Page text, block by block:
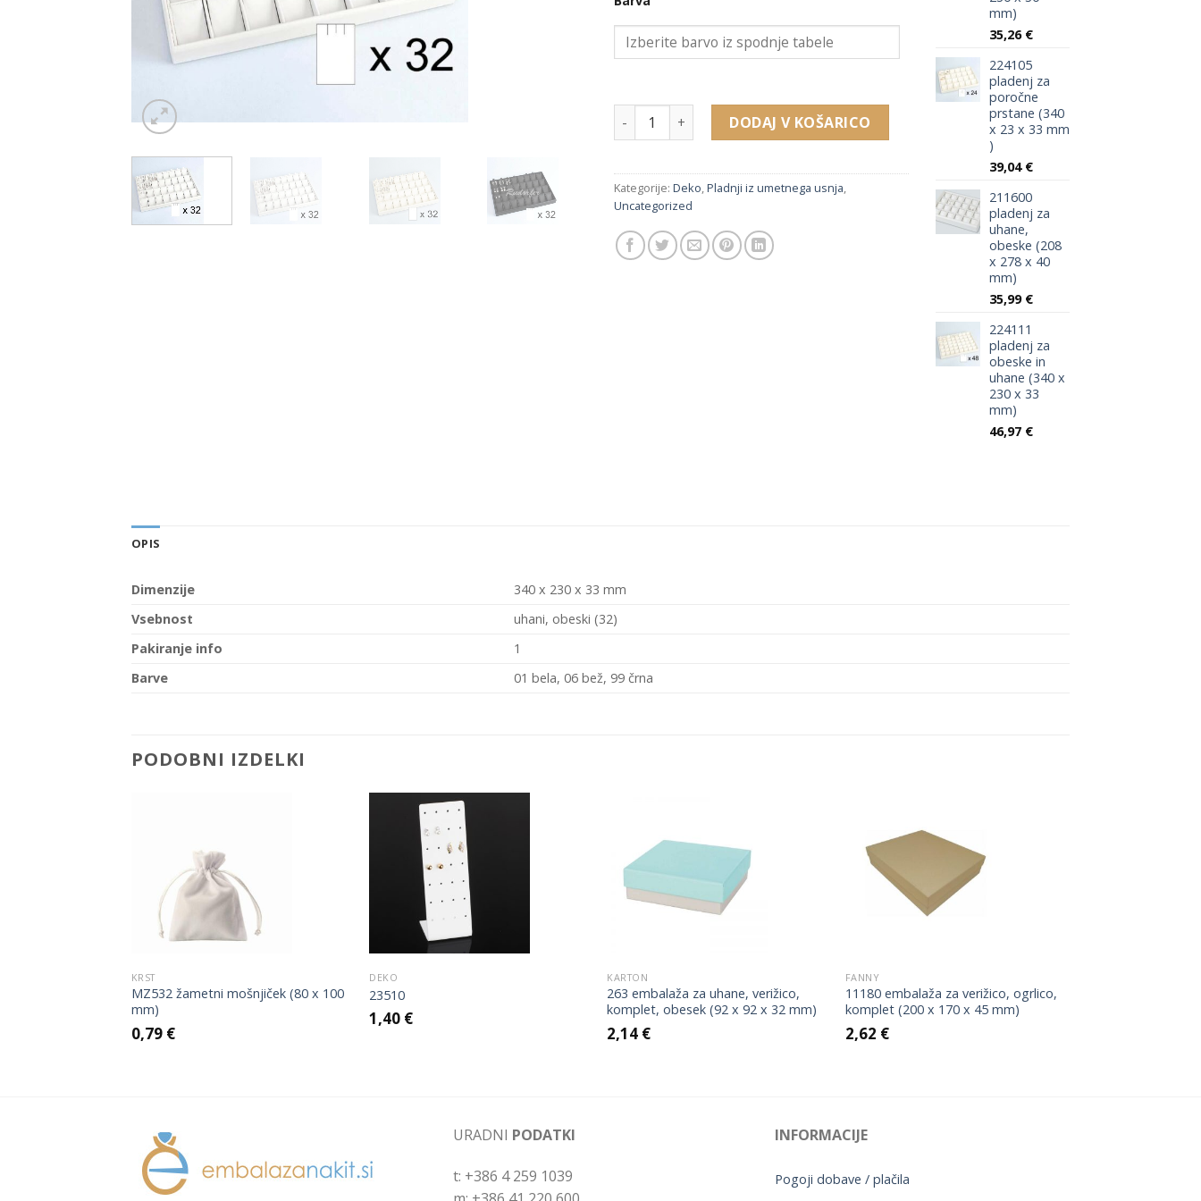
224122 pladenj za uhane, obeske (340 x 230 x 33 mm) količina
DODAJ V KOŠARICO
Kategorije: Deko,Pladnji iz umetnega usnja,
Uncategorized
mm)
35,26 €
224105
pladenj za
poročne
prstane (340
x 23 x 33 mm
)
39,04 €
211600
pladenj za
uhane,
obeske (208
x 278 x 40
mm)
35,99 €
224111
pladenj za
obeske in
uhane (340 x
230 x 33
mm)
46,97 €
OPIS
Dimenzije
340 x 230 x 33 mm
Vsebnost
uhani, obeski (32)
Pakiranje info
1
Barve
01 bela, 06 bež, 99 črna
PODOBNI IZDELKI
KRST
MZ532 žametni mošnjiček (80 x 100
mm)
0,79 €
DEKO
23510
1,40 €
KARTON
263 embalaža za uhane, verižico,
komplet, obesek (92 x 92 x 32 mm)
2,14 €
FANNY
11180 embalaža za verižico, ogrlico,
komplet (200 x 170 x 45 mm)
2,62 €
URADNI PODATKI
t: +386 4 259 1039
INFORMACIJE
Pogoji dobave / plačila